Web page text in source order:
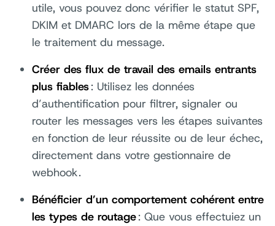
utile, vous pouvez donc vérifier le statut SPF,
DKIM et DMARC lors de la même étape que
le traitement du message.
Créer des flux de travail des emails entrants
plus fiables: Utilisez les données
d’authentification pour filtrer, signaler ou
router les messages vers les étapes suivantes
en fonction de leur réussite ou de leur échec,
directement dans votre gestionnaire de
webhook.
Bénéficier d’un comportement cohérent entre
les types de routage: Que vous effectuiez un